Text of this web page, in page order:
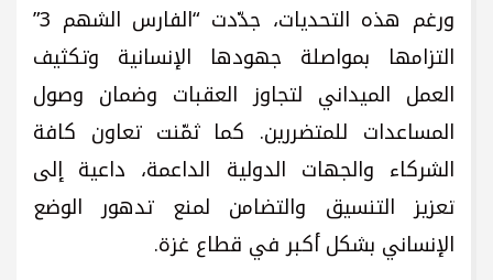
ورغم هذه التحديات، جدّدت “الفارس الشهم 3”
التزامها بمواصلة جهودها الإنسانية وتكثيف
العمل الميداني لتجاوز العقبات وضمان وصول
المساعدات للمتضررين. كما ثمّنت تعاون كافة
الشركاء والجهات الدولية الداعمة، داعية إلى
تعزيز التنسيق والتضامن لمنع تدهور الوضع
الإنساني بشكل أكبر في قطاع غزة.